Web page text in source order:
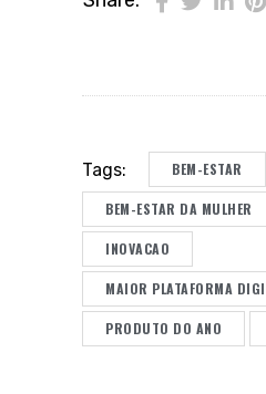
Tags: BEM-ESTAR
BEM-ESTAR DA MULHER
INOVACAO
MAIOR PLATAFORMA
PRODUTO DO ANO